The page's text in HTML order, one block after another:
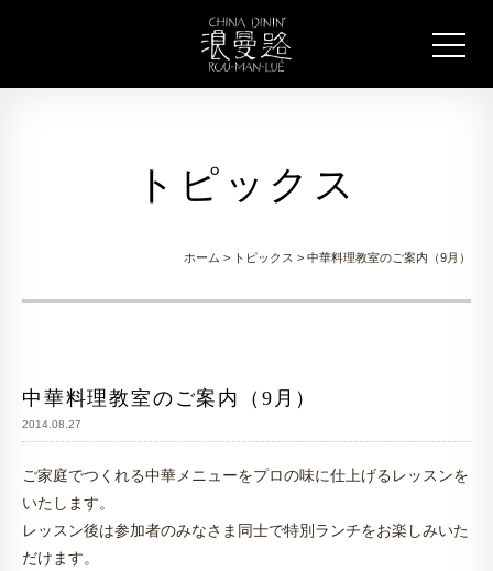
トピックス
ホーム > トピックス > 中華料理教室のご案内（9月）
中華料理教室のご案内（9月）
2014.08.27
ご家庭でつくれる中華メニューをプロの味に仕上げるレッスンを
いたします。
レッスン後は参加者のみなさま同士で特別ランチをお楽しみいた
だけます。